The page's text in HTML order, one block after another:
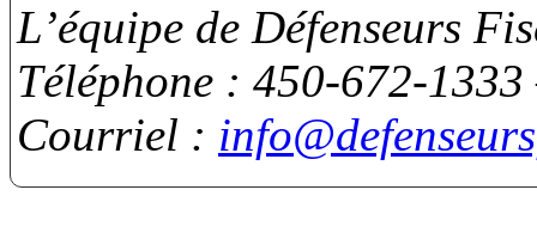
L’équipe de Défenseurs
Téléphone : 450-672-
Courriel :